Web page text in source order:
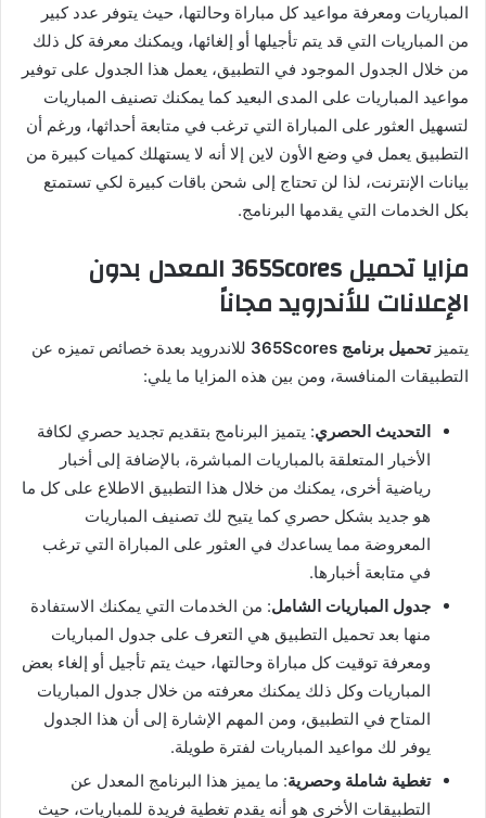
المباريات ومعرفة مواعيد كل مباراة وحالتها، حيث يتوفر عدد كبير
من المباريات التي قد يتم تأجيلها أو إلغائها، ويمكنك معرفة كل ذلك
من خلال الجدول الموجود في التطبيق، يعمل هذا الجدول على توفير
مواعيد المباريات على المدى البعيد كما يمكنك تصنيف المباريات
لتسهيل العثور على المباراة التي ترغب في متابعة أحداثها، ورغم أن
التطبيق يعمل في وضع الأون لاين إلا أنه لا يستهلك كميات كبيرة من
بيانات الإنترنت، لذا لن تحتاج إلى شحن باقات كبيرة لكي تستمتع
بكل الخدمات التي يقدمها البرنامج.
مزايا تحميل 365Scores المعدل بدون
الإعلانات للأندرويد مجاناً
يتميزتحميل برنامج 365Scores
للاندرويد بعدة خصائص تميزه عن
التطبيقات المنافسة، ومن بين هذه المزايا ما يلي:
التحديث الحصري: يتميز البرنامج بتقديم تجديد حصري لكافة
الأخبار المتعلقة بالمباريات المباشرة، بالإضافة إلى أخبار
رياضية أخرى، يمكنك من خلال هذا التطبيق الاطلاع على كل ما
هو جديد بشكل حصري كما يتيح لك تصنيف المباريات
المعروضة مما يساعدك في العثور على المباراة التي ترغب
في متابعة أخبارها.
جدول المباريات الشامل: من الخدمات التي يمكنك الاستفادة
منها بعد تحميل التطبيق هي التعرف على جدول المباريات
ومعرفة توقيت كل مباراة وحالتها، حيث يتم تأجيل أو إلغاء بعض
المباريات وكل ذلك يمكنك معرفته من خلال جدول المباريات
المتاح في التطبيق، ومن المهم الإشارة إلى أن هذا الجدول
يوفر لك مواعيد المباريات لفترة طويلة.
تغطية شاملة وحصرية: ما يميز هذا البرنامج المعدل عن
التطبيقات الأخرى هو أنه يقدم تغطية فريدة للمباريات، حيث